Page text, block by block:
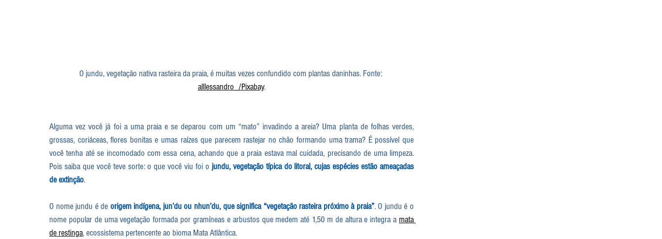
O jundu, vegetação nativa rasteira da praia, é muitas vezes confundido com plantas daninhas. Fonte:
alllessandro_/Pixabay.
Alguma vez você já foi a uma praia e se deparou com um “mato” invadindo a areia? Uma planta de folhas verdes,
grossas, coriáceas, flores bonitas e umas raízes que parecem rastejar no chão formando uma trama? É possível que
você tenha até se incomodado com essa cena, achando que a praia estava mal cuidada, precisando de uma limpeza.
Pois saiba que você teve sorte: o que você viu foi o jundu, vegetação típica do litoral, cujas espécies estão ameaçadas
de extinção.
O nome jundu é de origem indígena, jun’du ou nhun’du, que significa “vegetação rasteira próximo à praia”. O jundu é o
nome popular de uma vegetação formada por gramíneas e arbustos que medem até 1,50 m de altura e integra a mata
de restinga, ecossistema pertencente ao bioma Mata Atlântica.